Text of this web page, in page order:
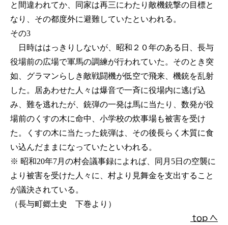
と間違われてか、同家は再三にわたり敵機銃撃の目標と
なり、その都度外に避難していたといわれる。
その3
日時ははっきりしないが、昭和２０年のある日、長与
役場前の広場で軍馬の調練が行われていた。そのとき突
如、グラマンらしき敵戦闘機が低空で飛来、機銃を乱射
した。居あわせた人々は爆音で一斉に役場内に逃げ込
み、難を逃れたが、銃弾の一発は馬に当たり、数発が役
場前のくすの木に命中、小学校の炊事場も被害を受け
た。くすの木に当たった銃弾は、その後長らく木質に食
い込んだままになっていたといわれる。
※ 昭和20年7月の村会議事録によれば、同月5日の空襲に
より被害を受けた人々に、村より見舞金を支出すること
が議決されている。
（長与町郷土史 下巻より）
ｔｏｐ へ